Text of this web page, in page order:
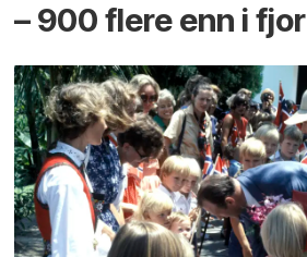
– 900 flere enn i fjor